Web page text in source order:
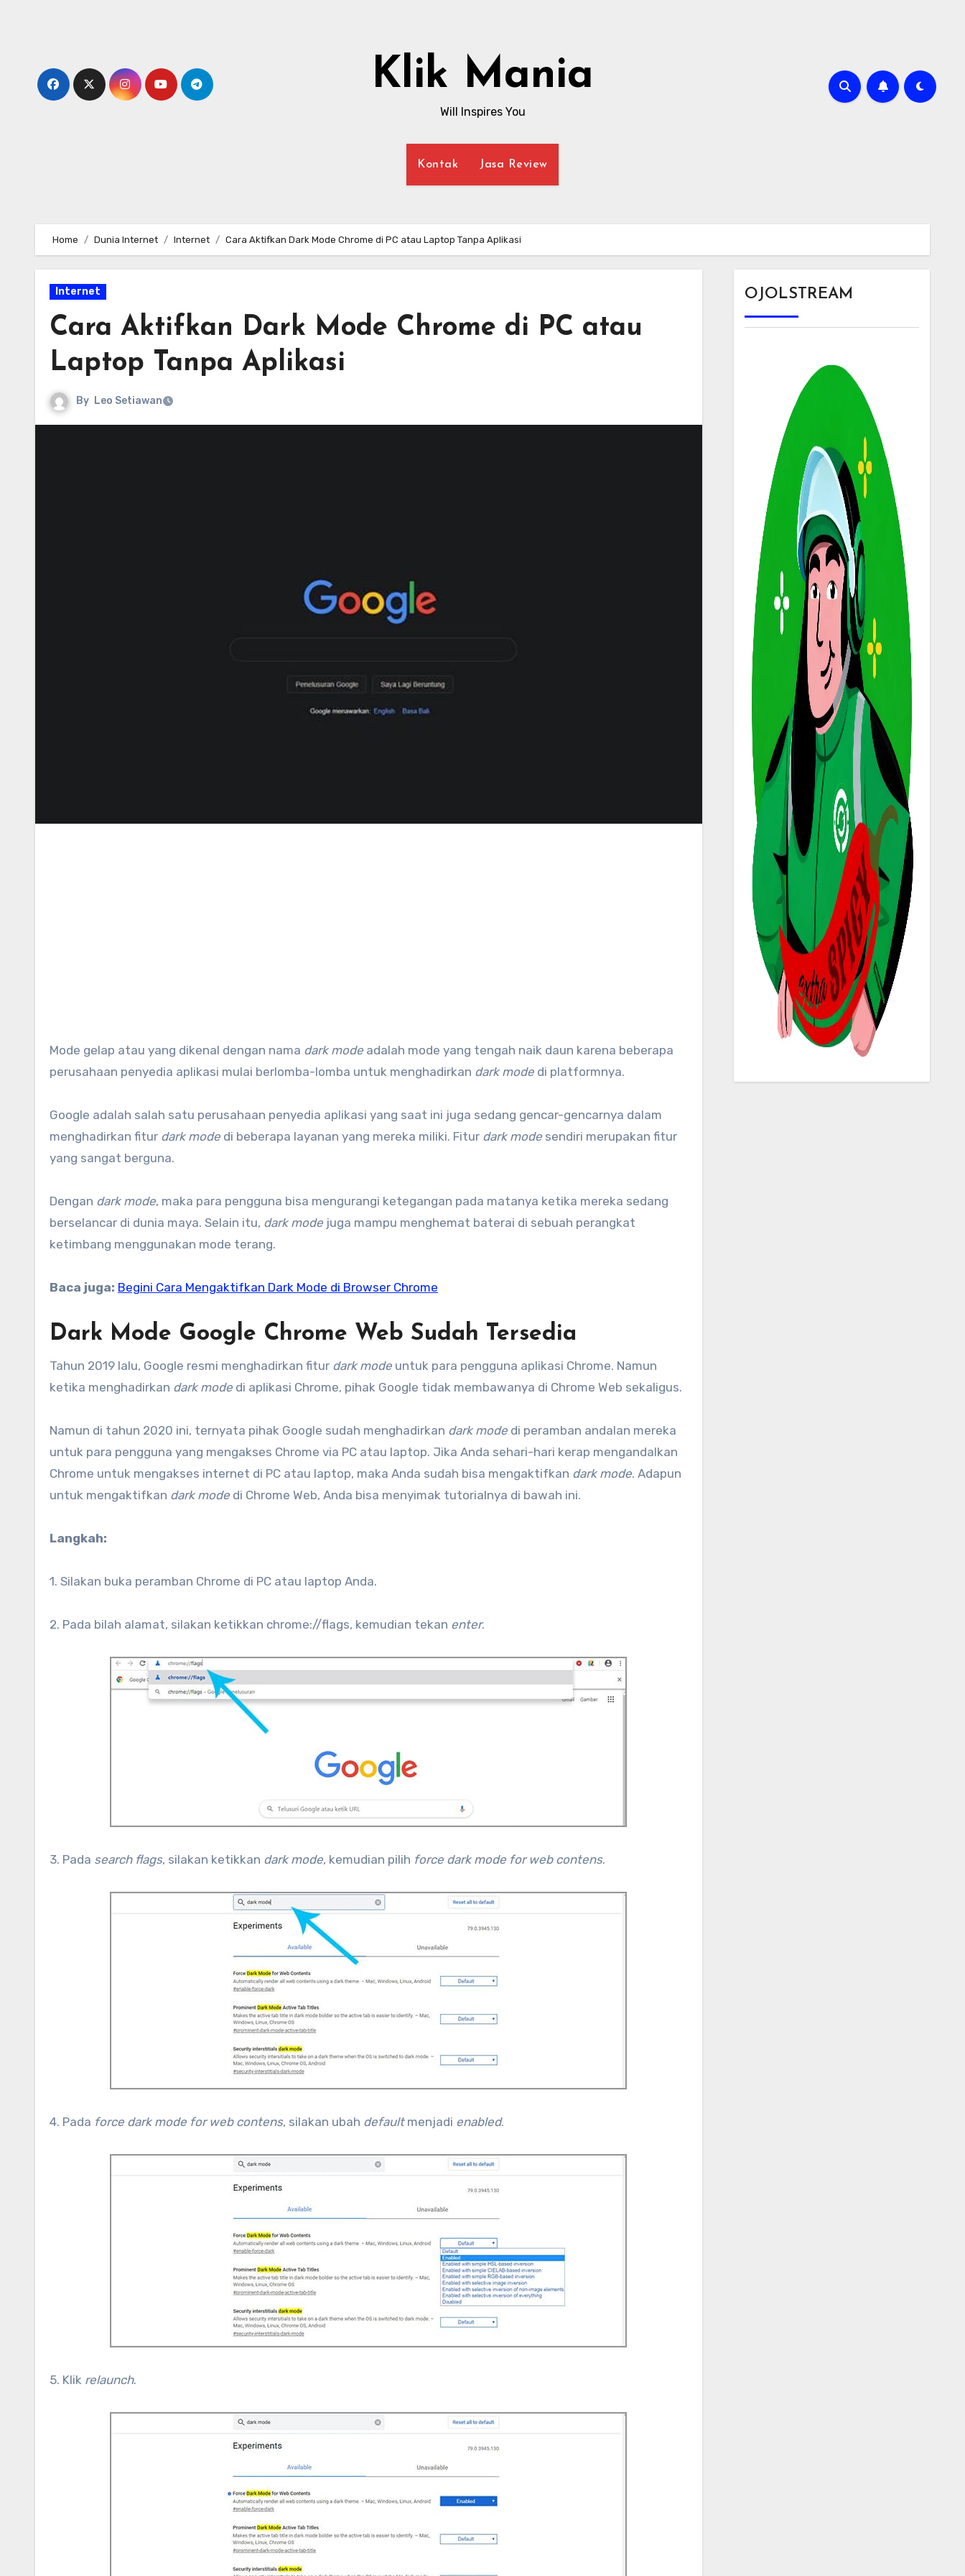
Klik Mania
Will Inspires You
Kontak Jasa Review
Home Dunia Internet Internet Cara Aktifkan Dark Mode Chrome di PC atau Laptop Tanpa Aplikasi
Internet
Cara Aktifkan Dark Mode Chrome di PC atau
Laptop Tanpa Aplikasi
By Leo Setiawan
Mode gelap atau yang dikenal dengan nama dark mode adalah mode yang tengah naik daun karena beberapa
perusahaan penyedia aplikasi mulai berlomba-lomba untuk menghadirkan dark mode di platformnya.
Google adalah salah satu perusahaan penyedia aplikasi yang saat ini juga sedang gencar-gencarnya dalam
menghadirkan fitur dark mode di beberapa layanan yang mereka miliki. Fitur dark mode sendiri merupakan fitur
yang sangat berguna.
Dengan dark mode, maka para pengguna bisa mengurangi ketegangan pada matanya ketika mereka sedang
berselancar di dunia maya. Selain itu, dark mode juga mampu menghemat baterai di sebuah perangkat
ketimbang menggunakan mode terang.
Baca juga: Begini Cara Mengaktifkan Dark Mode di Browser Chrome
Dark Mode Google Chrome Web Sudah Tersedia
Tahun 2019 lalu, Google resmi menghadirkan fitur dark mode untuk para pengguna aplikasi Chrome. Namun
ketika menghadirkan dark mode di aplikasi Chrome, pihak Google tidak membawanya di Chrome Web sekaligus.
Namun di tahun 2020 ini, ternyata pihak Google sudah menghadirkan dark mode di peramban andalan mereka
untuk para pengguna yang mengakses Chrome via PC atau laptop. Jika Anda sehari-hari kerap mengandalkan
Chrome untuk mengakses internet di PC atau laptop, maka Anda sudah bisa mengaktifkan dark mode. Adapun
untuk mengaktifkan dark mode di Chrome Web, Anda bisa menyimak tutorialnya di bawah ini.
Langkah:
1. Silakan buka peramban Chrome di PC atau laptop Anda.
2. Pada bilah alamat, silakan ketikkan chrome://flags, kemudian tekan enter.
3. Pada search flags, silakan ketikkan dark mode, kemudian pilih force dark mode for web contens.
4. Pada force dark mode for web contens, silakan ubah defaultmenjadi enabled.
5. Klik relaunch.
OJOLSTREAM